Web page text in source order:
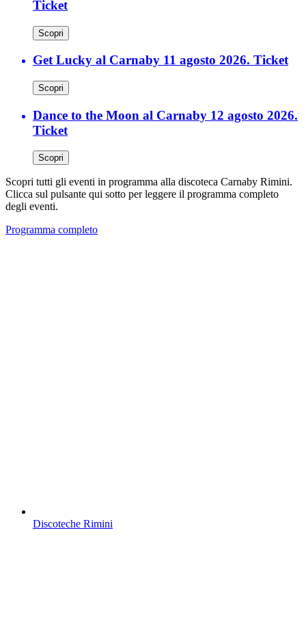
Ticket
Scopri
Get Lucky al Carnaby 11 agosto 2026. Ticket
Scopri
Dance to the Moon al Carnaby 12 agosto 2026.
Ticket
Scopri
Scopri tutti gli eventi in programma alla discoteca Carnaby Rimini.
Clicca sul pulsante qui sotto per leggere il programma completo
degli eventi.
Programma completo
Discoteche Rimini